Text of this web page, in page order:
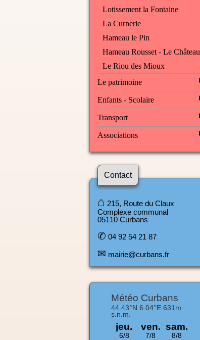
Lotissement la Fontaine
La Curnerie
Hameau le Pin
Hameau Rousset - Le Château
Le Riou des Mioux
Le patrimoine
Enfants - Scolaire
Transport
Associations
Contact
⌂ 215, Route du Claux
Complexe communal
05110 Curbans
✆ 04 92 54 21 87
✉ mairie@curbans.fr